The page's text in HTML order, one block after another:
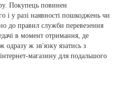
Покупець повинен
у разі наявності пошкоджень чи
до правил служби перевезення
в момент отримання, де
одразу ж зв'язку язатись з
магазину для подальшого